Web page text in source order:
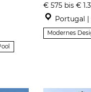
€ 575 bis €
Portugal
Modernes